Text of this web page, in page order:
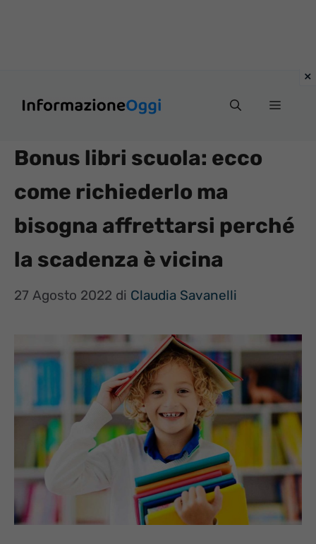
Menu
Bonus libri scuola: ecco
come richiederlo ma
bisogna affrettarsi perché
la scadenza è vicina
27 Agosto 2022 di Claudia Savanelli